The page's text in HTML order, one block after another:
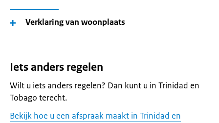
Verklaring van woonplaats
Iets anders regelen
Wilt u iets anders regelen? Dan kunt u in Trinidad en
Tobago terecht.
Bekijk hoe u een afspraak maakt in Trinidad en